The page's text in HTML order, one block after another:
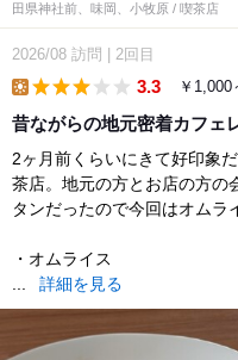
田県神社前、味岡、小牧原 / 喫茶店
2026/08 訪問 2回目
3.3 ￥1,000
昔ながらの地元密着カフ
2ヶ月前くらいにきて好印象
茶店。地元の方とお店の方の
タンだったので今回はオムラ
・オムライス
...
詳細を見る